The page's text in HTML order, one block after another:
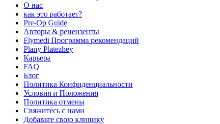
О нас
как это работает?
Pre-Op Guide
Авторы & рецензенты
Flymedi Программа рекомендаций
Plany Platezhey
Карьера
FAQ
Блог
Политика Конфиденциальности
Условия и Положения
Политика отмены
Свяжитесь с нами
Добавьте свою клинику